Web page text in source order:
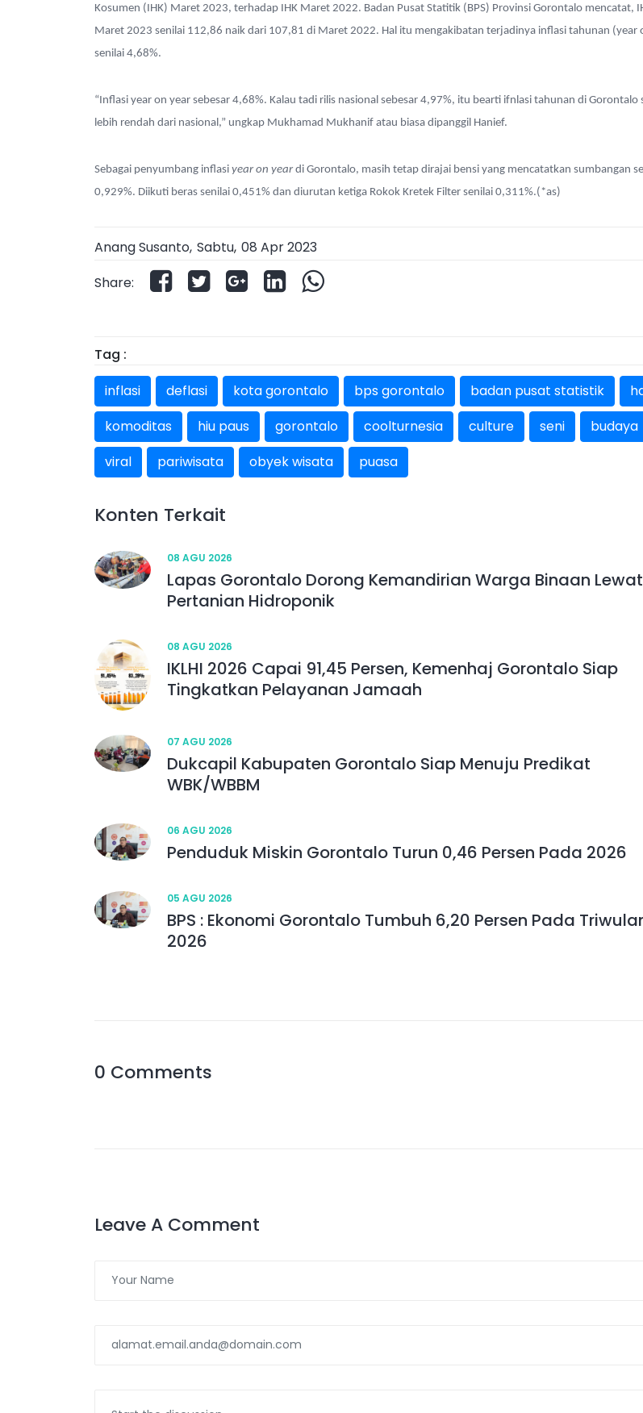
Kosumen (IHK) Maret 2023, terhadap IHK Maret 2022. Badan Pusat Statitik (BPS) Provinsi Gorontalo mencatat,
Maret 2023 senilai 112,86 naik dari 107,81 di Maret 2022. Hal itu mengakibatan terjadinya inflasi tahunan (year
senilai 4,68%.
“Inflasi year on year sebesar 4,68%. Kalau tadi rilis nasional sebesar 4,97%, itu bearti ifnlasi tahunan di Gorontalo
lebih rendah dari nasional,” ungkap Mukhamad Mukhanif atau biasa dipanggil Hanief.
Sebagai penyumbang inflasi year on yeardi Gorontalo, masih tetap dirajai bensi yang mencatatkan sumbangan
0,929%. Diikuti beras senilai 0,451% dan diurutan ketiga Rokok Kretek Filter senilai 0,311%.(*as)
Anang Susanto, Sabtu, 08 Apr 2023
Share:
Tag :
inflasi
deflasi kota gorontalo bps gorontalo badan pusat statistik
komoditas
hiu paus gorontalo coolturnesia culture seni
budaya
viral
pariwisata obyek wisata puasa
Konten Terkait
08 AGU 2026
Lapas Gorontalo Dorong Kemandirian Warga Binaan Lewat
Pertanian Hidroponik
08 AGU 2026
IKLHI 2026 Capai 91,45 Persen, Kemenhaj Gorontalo Siap
Tingkatkan Pelayanan Jamaah
07 AGU 2026
Dukcapil Kabupaten Gorontalo Siap Menuju Predikat
WBK/WBBM
06 AGU 2026
Penduduk Miskin Gorontalo Turun 0,46 Persen Pada 2026
05 AGU 2026
BPS : Ekonomi Gorontalo Tumbuh 6,20 Persen Pada
2026
0 Comments
Leave A Comment